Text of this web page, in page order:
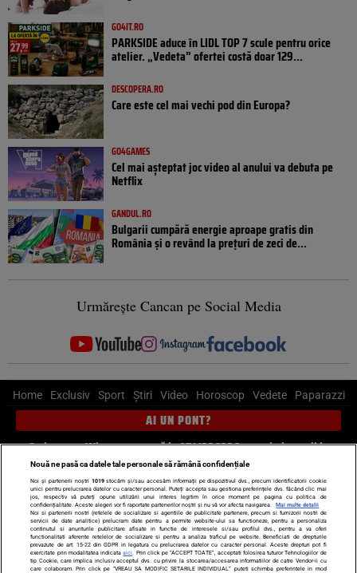
GO4IT.RO
PARKSIDE aduce în LIDL TOP 7 scule pentru orice
atelier. „Vedeta” ofertei costă doar 129...
DESCOPERA.RO
Care este cel mai vechi pod din Europa?
GO4GAMES
Cel mai așteptat joc video al anului va debuta pe
Netflix
GANDUL.RO
Bulgarii cumpără energie aproape gratis din
România și o revând la prețuri de zeci de...
Urmărește Cancan pe Social Media
Home Exclusiv Sport Știri Video Horoscop Vedete Paparazzi
AI UN PONT?
Scrie-ne pe Whatsapp, sună la 0741226226 sau trimite mail la
pont@cancan.ro
Știri interne Știri externe
Politică
Ultimele stiri
Diete Insula Iubirii Dictionar de vise
LIFE STYLE
Horoscop
Echipa editorială
Termeni si condiții Politica de confidențialitate
Nouă ne pasă ca datele tale personale să rămână confidențiale
Noi și partenerii noștri 1019stocăm și/sau accesăm informații pe dispozitivul dvs., precum identificatorii cookie
unici pentru prelucrarea datelor cu caracter personal. Puteți accepta sau gestiona preferințele dvs. făcând clic mai
jos, respectiv vă puteți opune utilizării unui interes legitim în orice moment pe pagina cu politica de
confidențialitate. Aceste alegeri vor fi raportate partenerilor noștri și nu vă vor afecta navigarea.
Mai multe detalii
Noi si partenerii nostri (retelele de socializare si agentiile de publicitate partenere, precum si furnizorii nostri de
servicii de date analitice) prelucram date pentru a permite website-ului sa functioneze, pentru a personaliza
continutul si anunturile publicitare afisate in functie de interesele si/sau profilul dvs., pentru a va oferi
functionalitati aferente retelelor de socializare si pentru a analiza traficul pe website. Beneficiati de drepturile
prevazute de art. 15-22 din GDPR in legatura cu prelucrarea datelor cu caracter personal. Aceste drepturi pot fi
exercitate prin modalitatea indicataaici . Prin click pe “ACCEPT TOATE”, acceptati folosirea tuturor Tehnologiilor de
tip Cookie, care implica inclusiv acceptul dvs. cu privire la stocarea/accesarea informatiilor de catre Vendor-ii cu
care colaboram. Prin click pe “VREAU SA MODIFIC SETARILE INDIVIDUAL” puteti schimba preferintele in mod